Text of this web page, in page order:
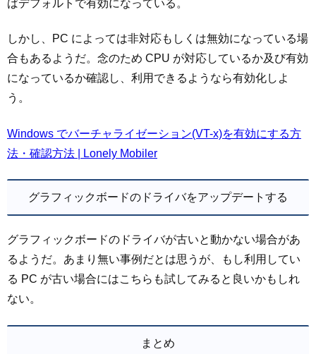
ばデフォルトで有効になっている。
しかし、PC によっては非対応もしくは無効になっている場
合もあるようだ。念のため CPU が対応しているか及び有効
になっているか確認し、利用できるようなら有効化しよ
う。
Windows でバーチャライゼーション(VT-x)を有効にする方
法・確認方法 | Lonely Mobiler
グラフィックボードのドライバをアップデートする
グラフィックボードのドライバが古いと動かない場合があ
るようだ。あまり無い事例だとは思うが、もし利用してい
る PC が古い場合にはこちらも試してみると良いかもしれ
ない。
まとめ